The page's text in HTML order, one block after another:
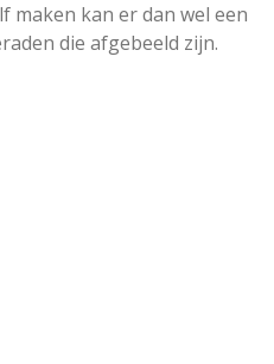
maken kan er dan wel een
die afgebeeld zijn.